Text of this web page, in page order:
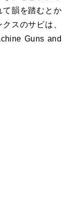
て韻を踏むとか
スのサビは、
Guns and